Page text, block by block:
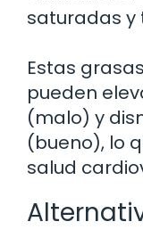
saturadas y
Estas
pueden
(malo) y
(bueno), lo
salud